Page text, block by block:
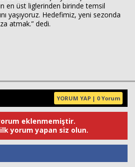
en üst liglerinden birinde temsil
yaşıyoruz. Hedefimiz, yeni sezonda
atmak.” dedi.
YORUM YAP | 0 Yorum
eklenmemiştir.
yorum yapan siz olun.